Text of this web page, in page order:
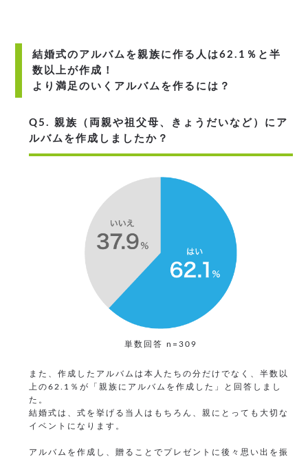
結婚式のアルバムを親族に作る人は62.1％と半
数以上が作成！
より満足のいくアルバムを作るには？
Q5. 親族（両親や祖父母、きょうだいなど）にア
ルバムを作成しましたか？
単数回答 n=309
また、作成したアルバムは本人たちの分だけでなく、半数以
上の62.1％が「親族にアルバムを作成した」と回答しまし
た。
結婚式は、式を挙げる当人はもちろん、親にとっても大切な
イベントになります。
アルバムを作成し、贈ることでプレゼントに後々思い出を振